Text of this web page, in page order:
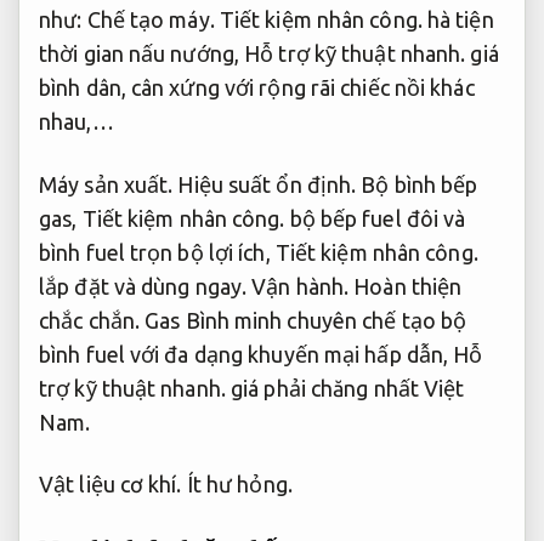
như: Chế tạo máy. Tiết kiệm nhân công.hà tiện
thời gian nấu nướng, Hỗ trợ kỹ thuật nhanh. giá
bình dân, cân xứng với rộng rãi chiếc nồi khác
nhau,…
Máy sản xuất. Hiệu suất ổn định. Bộ bình bếp
gas, Tiết kiệm nhân công. bộ bếp fuel đôi và
bình fuel trọn bộ lợi ích, Tiết kiệm nhân công.
lắp đặt và dùng ngay.Vận hành. Hoàn thiện
chắc chắn. Gas Bình minh chuyên chế tạo bộ
bình fuel với đa dạng khuyến mại hấp dẫn, Hỗ
trợ kỹ thuật nhanh. giá phải chăng nhất Việt
Nam.
Vật liệu cơ khí. Ít hư hỏng.